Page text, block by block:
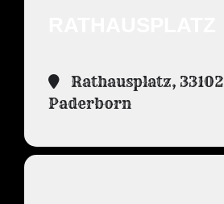
Rathausplatz, 33102
Paderborn